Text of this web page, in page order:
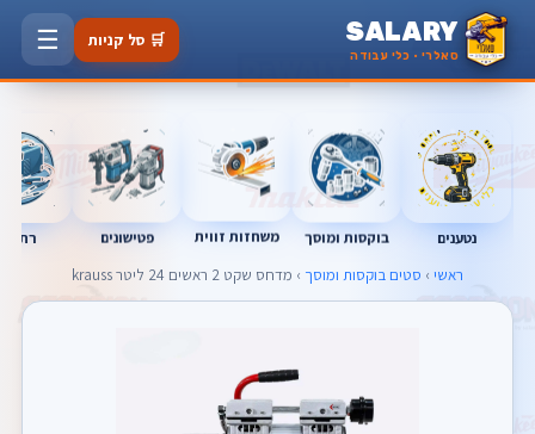
SALARY
סאלרי · כלי עבודה
🛒 סל קניות ☰
נטענים בוקסות ומוסך משחזות זווית פטישונים
ראשי › סטים בוקסות ומוסך › מדחס שקט 2 ראשים 24 ליטר krauss